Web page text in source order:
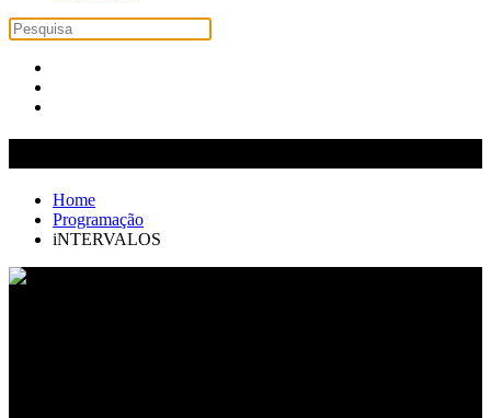
Home
Programação
iNTERVALOS